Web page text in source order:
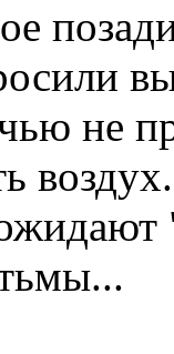
не
воздух.